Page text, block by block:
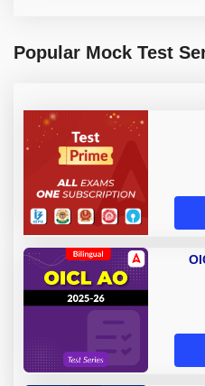
Popular Mock Test